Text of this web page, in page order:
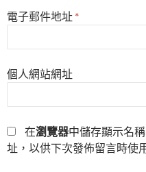
電子郵件地址 *
個人網站網址
在瀏覽器中儲存顯示名
址，以供下次發佈留言時使